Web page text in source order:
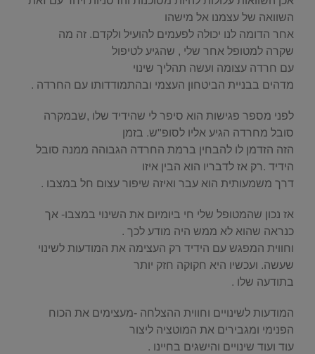
השוואה של עצמנו אל מישהו
אחר הדומה לנו יכולה לפעמים להועיל ולקדם. זה מה
שקרה למטופל אחר שלי , שהגיע לטיפול
עם חרדה עצומה ועשה תהליך שינוי
מדהים בבניית הביטחון העצמי ובהתמודדותו עם החרדה .
לפני מספר פגישות הוא סיפר לי שהידיד שלו ,שבמקרה
סובל מחרדה הגיע אליו לסופ"ש. בזמן
הזה הזדמן לו להבחין ברמת החרדה הגבוהה ממנה סובל
הידיד .רק אז לדבריו הוא הבין איזו
דרך משמעותית הוא עבר ואיזה שיפור עצום חל במצבו .
אז נכון שהמטופל שלי חי ביומיום את השינוי במצבו- אך
כנראה שהוא לא ממש היה מודע לכך .
וחווית המפגש עם הידיד רק העצימה את המודעות לשינוי
שעשה. ועכשיו היא חקוקה חזק יותר
בתודעה שלו .
המודעות לשינויים וחווית ההצלחה -מעצימים את הכוח
הפנימי ומגבירים את המוטציה ליצור
עוד ועוד שינויים והישגים בחיינו .